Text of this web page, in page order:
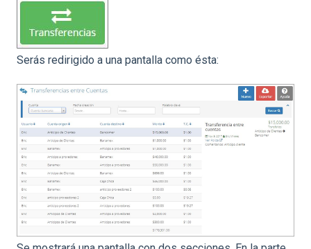
Serás redirigido a una pantalla como ésta: